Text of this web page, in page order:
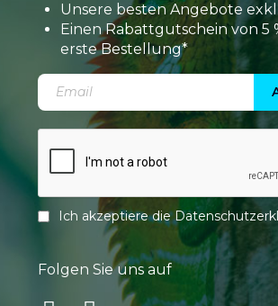
Unsere besten Angebote
Einen Rabattgutschein von 5
erste Bestellung*
Ich akzeptiere die
Folgen Sie uns auf